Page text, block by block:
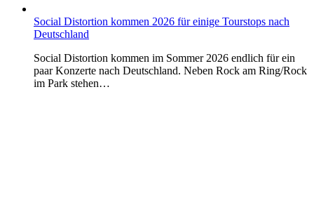
Social Distortion kommen 2026 für einige Tourstops nach
Deutschland
Social Distortion kommen im Sommer 2026 endlich für ein
paar Konzerte nach Deutschland. Neben Rock am Ring/Rock
im Park stehen…